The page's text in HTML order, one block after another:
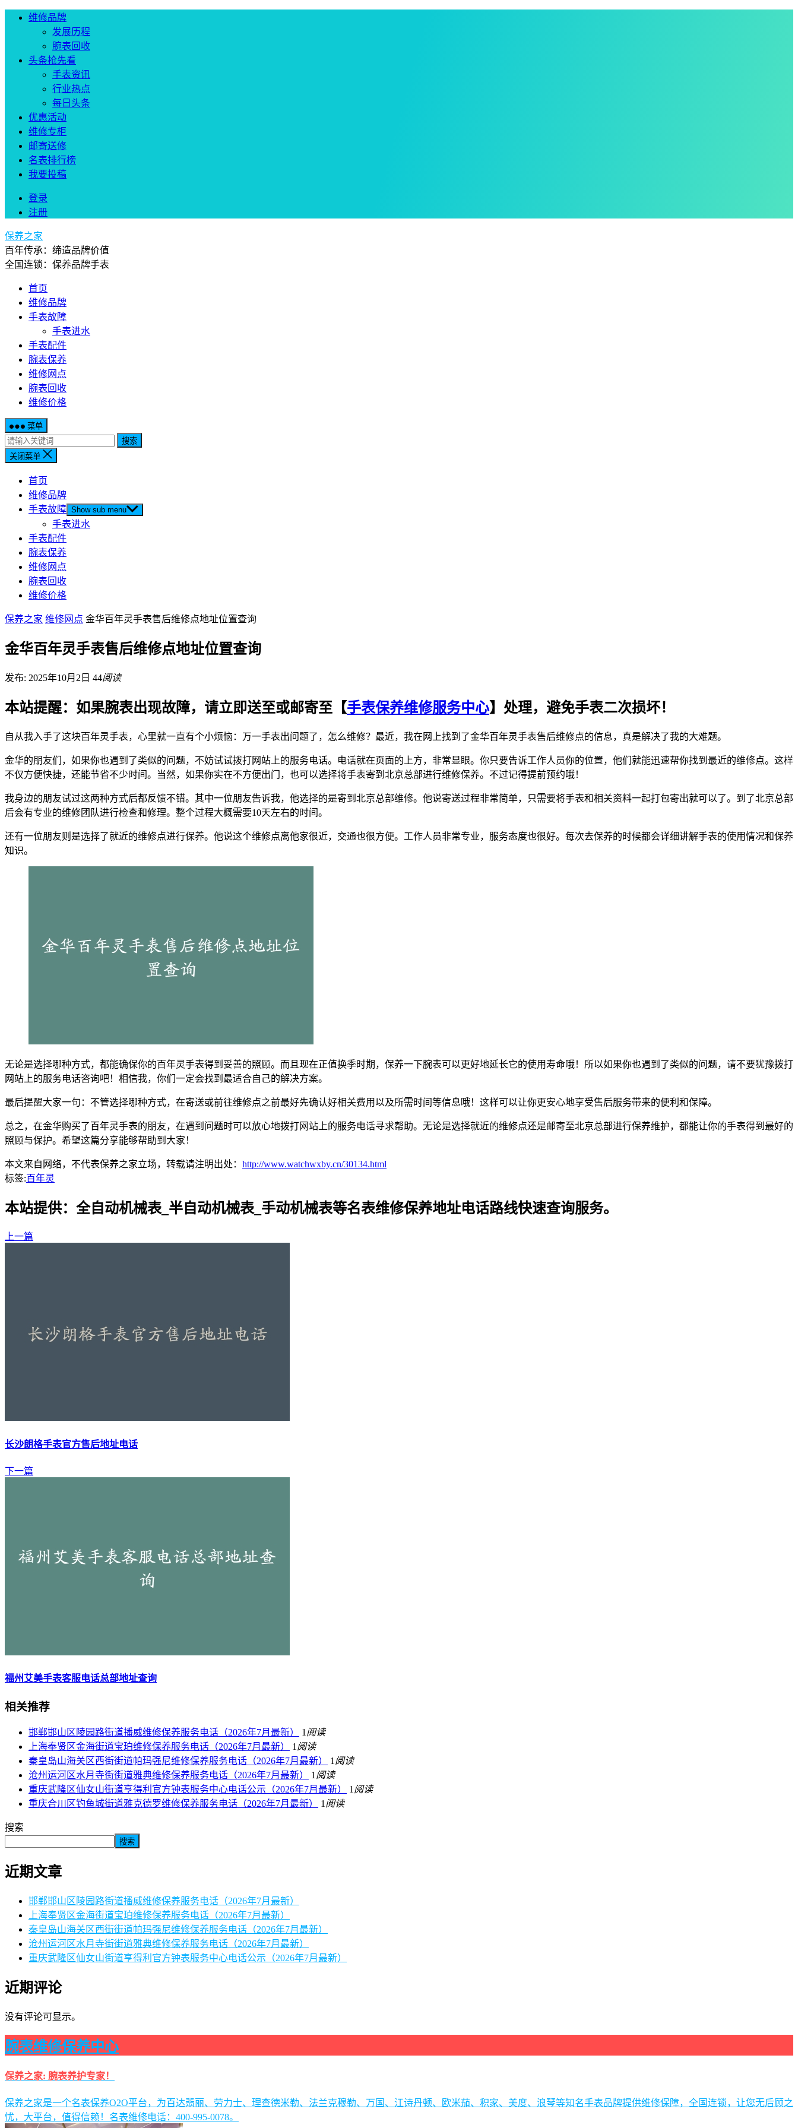
维修品牌
发展历程
腕表回收
头条抢先看
手表资讯
行业热点
每日头条
优惠活动
维修专柜
邮寄送修
名表排行榜
我要投稿
登录
注册
保养之家
百年传承：缔造品牌价值
全国连锁：保养品牌手表
首页
维修品牌
手表故障
手表进水
手表配件
腕表保养
维修网点
腕表回收
维修价格
菜单
搜索
关闭菜单
首页
维修品牌
手表故障 Show sub menu
手表进水
手表配件
腕表保养
维修网点
腕表回收
维修价格
保养之家 维修网点 金华百年灵手表售后维修点地址位置查询
金华百年灵手表售后维修点地址位置查询
发布: 2025年10月2日 44阅读
本站提醒：如果腕表出现故障，请立即送至或邮寄至【手表保养维修服务中心】处理，避免手表二次损坏！
自从我入手了这块百年灵手表，心里就一直有个小烦恼：万一手表出问题了，怎么维修？最近，我在网上找到了金华百年灵手表售后维修点的信息，真是解决了我的大难题。
金华的朋友们，如果你也遇到了类似的问题，不妨试试拨打网站上的服务电话。电话就在页面的上方，非常显眼。你只要告诉工作人员你的位置，他们就能迅速帮你找到最近的维修点。这样
不仅方便快捷，还能节省不少时间。当然，如果你实在不方便出门，也可以选择将手表寄到北京总部进行维修保养。不过记得提前预约哦！
我身边的朋友试过这两种方式后都反馈不错。其中一位朋友告诉我，他选择的是寄到北京总部维修。他说寄送过程非常简单，只需要将手表和相关资料一起打包寄出就可以了。到了北京总部
后会有专业的维修团队进行检查和修理。整个过程大概需要10天左右的时间。
还有一位朋友则是选择了就近的维修点进行保养。他说这个维修点离他家很近，交通也很方便。工作人员非常专业，服务态度也很好。每次去保养的时候都会详细讲解手表的使用情况和保养
知识。
无论是选择哪种方式，都能确保你的百年灵手表得到妥善的照顾。而且现在正值换季时期，保养一下腕表可以更好地延长它的使用寿命哦！所以如果你也遇到了类似的问题，请不要犹豫拨打
网站上的服务电话咨询吧！相信我，你们一定会找到最适合自己的解决方案。
最后提醒大家一句：不管选择哪种方式，在寄送或前往维修点之前最好先确认好相关费用以及所需时间等信息哦！这样可以让你更安心地享受售后服务带来的便利和保障。
总之，在金华购买了百年灵手表的朋友，在遇到问题时可以放心地拨打网站上的服务电话寻求帮助。无论是选择就近的维修点还是邮寄至北京总部进行保养维护，都能让你的手表得到最好的
照顾与保护。希望这篇分享能够帮助到大家！
本文来自网络，不代表保养之家立场，转载请注明出处： http://www.watchwxby.cn/30134.html
标签:百年灵
本站提供：全自动机械表_半自动机械表_手动机械表等名表维修保养地址电话路线快速查询服务。
上一篇
长沙朗格手表官方售后地址电话
下一篇
福州艾美手表客服电话总部地址查询
相关推荐
邯郸邯山区陵园路街道播威维修保养服务电话（2026年7月最新） 1 阅读
上海奉贤区金海街道宝珀维修保养服务电话（2026年7月最新）
1 阅读
秦皇岛山海关区西街街道帕玛强尼维修保养服务电话（2026年7月最新）
1 阅读
沧州运河区水月寺街街道雅典维修保养服务电话（2026年7月最新）
1 阅读
重庆武隆区仙女山街道亨得利官方钟表服务中心电话公示（2026年7月最新）
1 阅读
重庆合川区钓鱼城街道雅克德罗维修保养服务电话（2026年7月最新）
1 阅读
搜索
搜索
近期文章
邯郸邯山区陵园路街道播威维修保养服务电话（2026年7月最新）
上海奉贤区金海街道宝珀维修保养服务电话（2026年7月最新）
秦皇岛山海关区西街街道帕玛强尼维修保养服务电话（2026年7月最新）
沧州运河区水月寺街街道雅典维修保养服务电话（2026年7月最新）
重庆武隆区仙女山街道亨得利官方钟表服务中心电话公示（2026年7月最新）
近期评论
没有评论可显示。
腕表维修保养中心
保养之家: 腕表养护专家！
保养之家是一个名表保养O2O平台，为百达翡丽、劳力士、理查德米勒、法兰克穆勒、万国、江诗丹顿、欧米茄、积家、美度、浪琴等知名手表品牌提供维修保障，全国连锁，让您无后顾之
忧，大平台，值得信赖！名表维修电话：400-995-0078。